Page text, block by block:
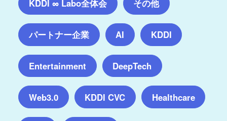
KDDI ∞ Labo全体会 その他
パートナー企業 AI KDDI
Entertainment DeepTech
Web3.0 KDDI CVC Healthcare